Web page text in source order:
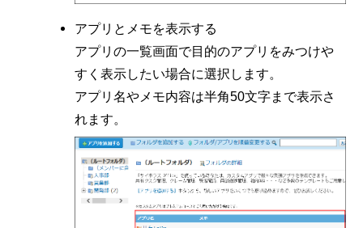
アプリとメモを表示する
アプリの一覧画面で目的のアプリをみつけや
すく表示したい場合に選択します。
アプリ名やメモ内容は半角50文字まで表示さ
れます。